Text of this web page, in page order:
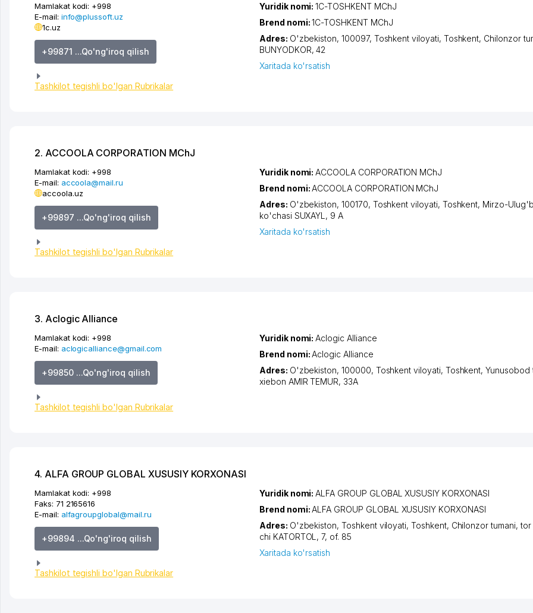
Mamlakat kodi: +998
E-mail: info@plussoft.uz
1c.uz
+99871 ...Qo'ng'iroq qilish
Tashkilot tegishli bo'lgan Rubrikalar
Yuridik nomi:1C-TOSHKENT MChJ
Brend nomi:1C-TOSHKENT MChJ
Adres: O'zbekiston, 100097, Toshkent viloyati, Toshkent, Chilonzor
BUNYODKOR, 42
Xaritada ko'rsatish
2. ACCOOLA CORPORATION MChJ
Mamlakat kodi: +998
E-mail: accoola@mail.ru
accoola.uz
+99897 ...Qo'ng'iroq qilish
Tashkilot tegishli bo'lgan Rubrikalar
Yuridik nomi:ACCOOLA CORPORATION MChJ
Brend nomi:ACCOOLA CORPORATION MChJ
Adres: O'zbekiston, 100170, Toshkent viloyati, Toshkent, Mirzo-
ko'chasi SUXAYL , 9 А
Xaritada ko'rsatish
3. Aclogic Alliance
Mamlakat kodi: +998
E-mail: aclogicalliance@gmail.com
+99850 ...Qo'ng'iroq qilish
Tashkilot tegishli bo'lgan Rubrikalar
Yuridik nomi:Aclogic Alliance
Brend nomi:Aclogic Alliance
Adres: O'zbekiston, 100000, Toshkent viloyati, Toshkent,Yunusobod
xiеbon AMIR TEMUR, 33А
4. ALFA GROUP GLOBAL XUSUSIY KORXONASI
Mamlakat kodi: +998
Faks: 71 2165616
E-mail: alfagroupglobal@mail.ru
+99894 ...Qo'ng'iroq qilish
Tashkilot tegishli bo'lgan Rubrikalar
Yuridik nomi:ALFA GROUP GLOBAL XUSUSIY KORXONASI
Brend nomi:ALFA GROUP GLOBAL XUSUSIY KORXONASI
Adres: O'zbekiston,Toshkent viloyati,Toshkent, Chilonzor tumani,tor
chi KATORTOL , 7, of. 85
Xaritada ko'rsatish